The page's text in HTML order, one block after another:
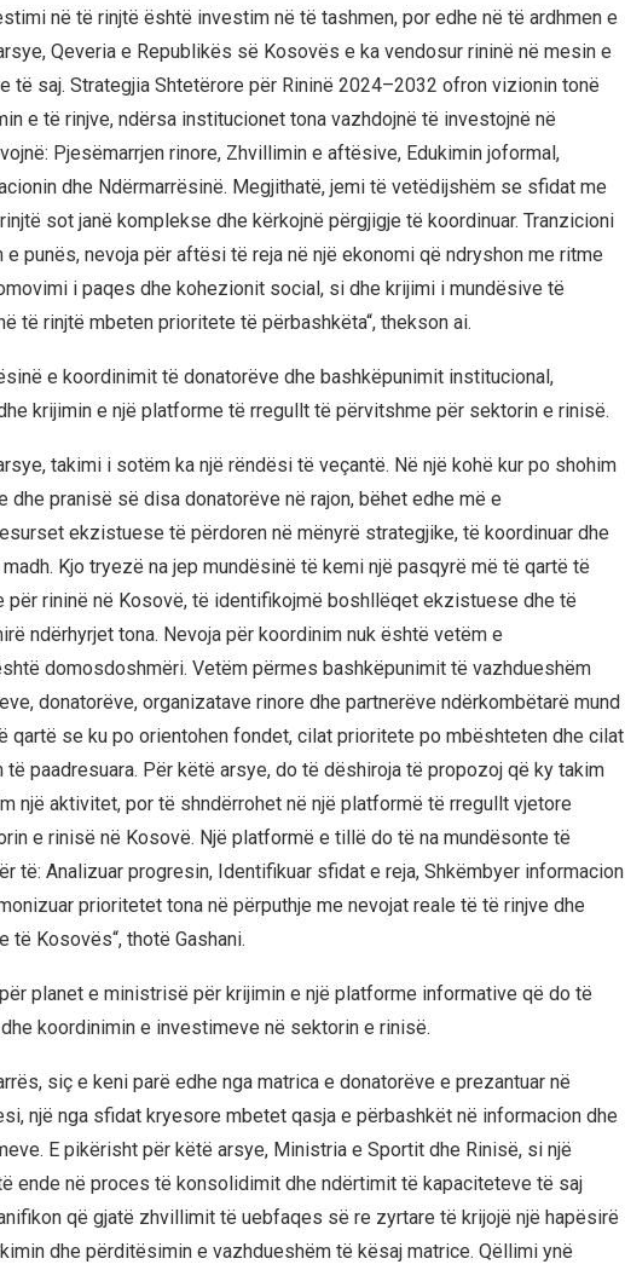
në të rinjtë është investim në të tashmen, por edhe në të ardhmen e
Qeveria e Republikës së Kosovës e ka vendosur rininë në mesin e
të saj. Strategjia Shtetërore për Rininë 2024–2032 ofron vizionin tonë
e të rinjve, ndërsa institucionet tona vazhdojnë të investojnë në
Pjesëmarrjen rinore, Zhvillimin e aftësive, Edukimin joformal,
dhe Ndërmarrësinë. Megjithatë, jemi të vetëdijshëm se sfidat me
sot janë komplekse dhe kërkojnë përgjigje të koordinuar. Tranzicioni
e punës, nevoja për aftësi të reja në një ekonomi që ndryshon me ritme
i paqes dhe kohezionit social, si dhe krijimi i mundësive të
të rinjtë mbeten prioritete të përbashkëta“, thekson ai.
e koordinimit të donatorëve dhe bashkëpunimit institucional,
krijimin e një platforme të rregullt të përvitshme për sektorin e rinisë.
takimi i sotëm ka një rëndësi të veçantë. Në një kohë kur po shohim
dhe pranisë së disa donatorëve në rajon, bëhet edhe më e
ekzistuese të përdoren në mënyrë strategjike, të koordinuar dhe
Kjo tryezë na jep mundësinë të kemi një pasqyrë më të qartë të
për rininë në Kosovë, të identifikojmë boshllëqet ekzistuese dhe të
ndërhyrjet tona. Nevoja për koordinim nuk është vetëm e
domosdoshmëri. Vetëm përmes bashkëpunimit të vazhdueshëm
donatorëve, organizatave rinore dhe partnerëve ndërkombëtarë mund
qartë se ku po orientohen fondet, cilat prioritete po mbështeten dhe cilat
të paadresuara. Për këtë arsye, do të dëshiroja të propozoj që ky takim
një aktivitet, por të shndërrohet në një platformë të rregullt vjetore
e rinisë në Kosovë. Një platformë e tillë do të na mundësonte të
të: Analizuar progresin, Identifikuar sfidat e reja, Shkëmbyer informacion
prioritetet tona në përputhje me nevojat reale të të rinjve dhe
të Kosovës“, thotë Gashani.
planet e ministrisë për krijimin e një platforme informative që do të
koordinimin e investimeve në sektorin e rinisë.
siç e keni parë edhe nga matrica e donatorëve e prezantuar në
një nga sfidat kryesore mbetet qasja e përbashkët në informacion dhe
E pikërisht për këtë arsye, Ministria e Sportit dhe Rinisë, si një
ende në proces të konsolidimit dhe ndërtimit të kapaciteteve të saj
që gjatë zhvillimit të uebfaqes së re zyrtare të krijojë një hapësirë
dhe përditësimin e vazhdueshëm të kësaj matrice. Qëllimi ynë